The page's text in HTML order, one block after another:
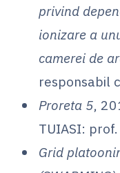
privind
ionizare a
camerei de
responsabil
Proreta 5,
TUIASI:
Grid